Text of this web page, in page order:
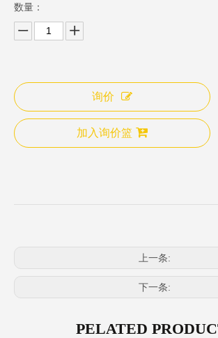
数量：
询价
加入询价篮
上一条:
下一条:
PELATED